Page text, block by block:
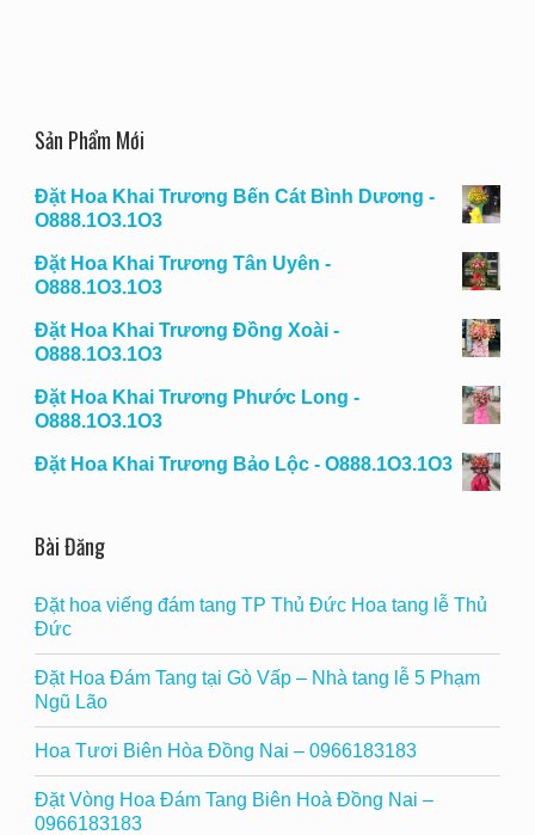
Sản Phẩm Mới
Đặt Hoa Khai Trương Bến Cát Bình Dương -
O888.1O3.1O3
Đặt Hoa Khai Trương Tân Uyên -
O888.1O3.1O3
Đặt Hoa Khai Trương Đồng Xoài -
O888.1O3.1O3
Đặt Hoa Khai Trương Phước Long -
O888.1O3.1O3
Đặt Hoa Khai Trương Bảo Lộc - O888.1O3.1O3
Bài Đăng
Đặt hoa viếng đám tang TP Thủ Đức Hoa tang lễ Thủ
Đức
Đặt Hoa Đám Tang tại Gò Vấp – Nhà tang lễ 5 Phạm
Ngũ Lão
Hoa Tươi Biên Hòa Đồng Nai – 0966183183
Đặt Vòng Hoa Đám Tang Biên Hoà Đồng Nai –
0966183183